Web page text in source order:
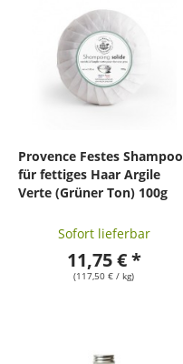
Provence Festes Shampoo
für fettiges Haar Argile
Verte (Grüner Ton) 100g
Sofort lieferbar
11,75 € *
(117,50 € / kg)